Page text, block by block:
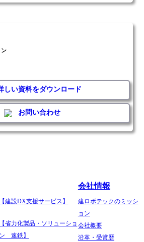
しい資料をダウンロード
お問い合わせ
【建設DX支援サービス】
【省力化製品・ソリューショ
ン 速鉄】
会社情報
建ロボテックのミッシ
ョン
会社概要
沿革・受賞歴